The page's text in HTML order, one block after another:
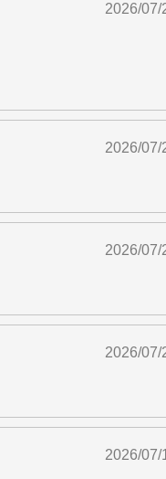
2026/07/
2026/07/
2026/07/
2026/07/
2026/07/